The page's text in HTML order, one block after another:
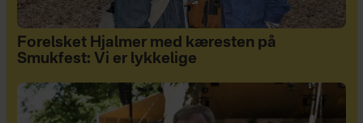
Forelsket Hjalmer med kæresten på
Smukfest: Vi er lykkelige